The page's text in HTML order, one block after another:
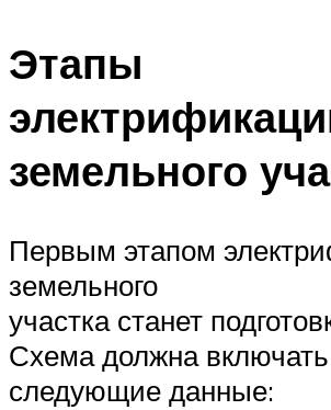
Этапы
земельного
Первым этапом
земельного
участка станет
Схема должна включать
следующие данные: